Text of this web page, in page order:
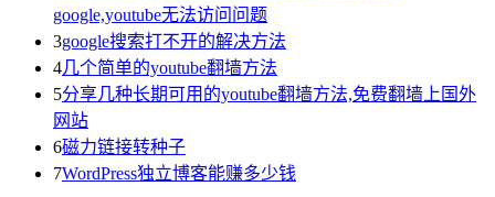
google,youtube无法访问问题
3google搜索打不开的解决方法
4几个简单的youtube翻墙方法
5分享几种长期可用的youtube翻墙方法,免费翻墙上国外
网站
6磁力链接转种子
7WordPress独立博客能赚多少钱